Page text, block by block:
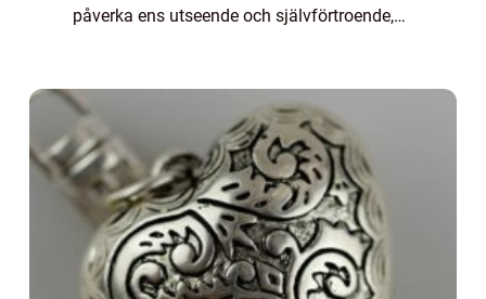
påverka ens utseende och självförtroende,